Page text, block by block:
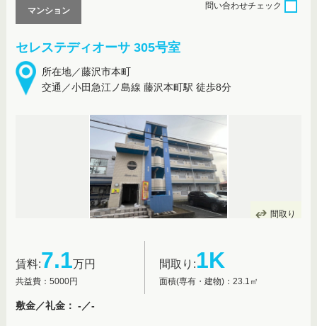
セレステディオーサ 305号室
所在地／藤沢市本町
交通／小田急江ノ島線 藤沢本町駅 徒歩8分
マンション
問い合わせチェック
間取り
賃料:7.1万円
共益費：5000円
間取り:1K
面積(専有・建物)：23.1㎡
敷金／礼金： -／-